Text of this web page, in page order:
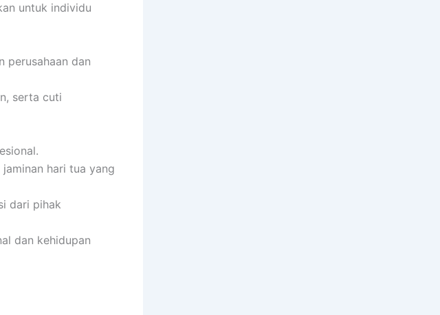
untuk individu
perusahaan dan
serta cuti
hari tua yang
dari pihak
dan kehidupan